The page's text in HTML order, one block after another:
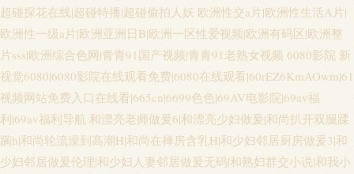
超碰探花在线|超碰特播|超碰偷拍人妖 欧洲性交a片|欧洲性生活A片|
欧洲性一级a片|欧洲亚洲日B|欧洲一区性爱视频|欧洲有码区|欧洲整
片sss|欧洲综合色网|青青91国产视频|青青91老熟女视频 6080影院 新
视觉6080|6080影院在线观看免费|6080在线观看|60rEZ6KmAOwm|61
视频网站免费入口在线看|665cn|6699色色|69AV电影院|69av福
利|69av福利导航 和漂亮老师做爰6|和漂亮少妇做爰|和尚扒开双腿蹂
躏h|和尚轮流澡到高潮H|和尚在禅房含乳H|和少妇邻居厨房做爰3|和
少妇邻居做爰伦理|和少妇人妻邻居做爰无码|和熟妇群交小说|和我小